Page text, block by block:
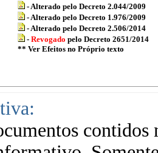
- Alterado pelo Decreto 2.044/2009
- Alterado pelo Decreto 1.976/2009
- Alterado pelo Decreto 2.506/2014
- Revogado pelo Decreto 2651/2014
** Ver Efeitos no Próprio texto
contidos